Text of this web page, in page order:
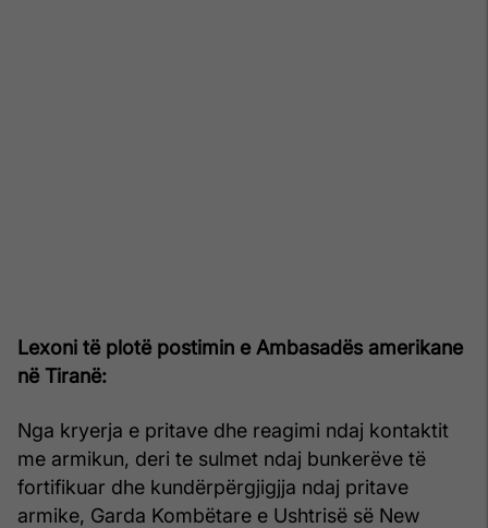
Lexoni të plotë postimin e Ambasadës amerikane
në Tiranë:
Nga kryerja e pritave dhe reagimi ndaj kontaktit
me armikun, deri te sulmet ndaj bunkerëve të
fortifikuar dhe kundërpërgjigjja ndaj pritave
armike, Garda Kombëtare e Ushtrisë së New